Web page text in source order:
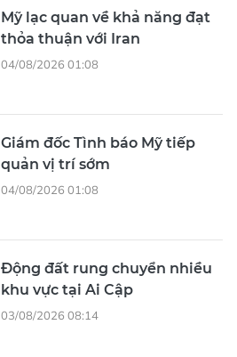
Mỹ lạc quan về khả năng đạt
thỏa thuận với Iran
04/08/2026 01:08
Giám đốc Tình báo Mỹ tiếp
quản vị trí sớm
04/08/2026 01:08
Động đất rung chuyển nhiều
khu vực tại Ai Cập
03/08/2026 08:14